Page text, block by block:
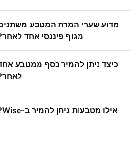
מדוע שערי המרת המטבע משתנים
מגוף פיננסי אחד לאחר?
כיצד ניתן להמיר כסף ממטבע אחד
לאחר?
אילו מטבעות ניתן להמיר ב-Wise?